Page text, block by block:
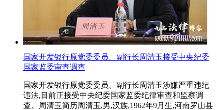
国家开发银行原党委委员、副行长周清玉接受中央纪委
国家监委审查调查
国家开发银行原党委委员、副行长周清玉涉嫌严重违纪
违法,目前正接受中央纪委国家监委纪律审查和监察调
查。周清玉简历周清玉,男,汉族,1962年9月生,河南罗山县